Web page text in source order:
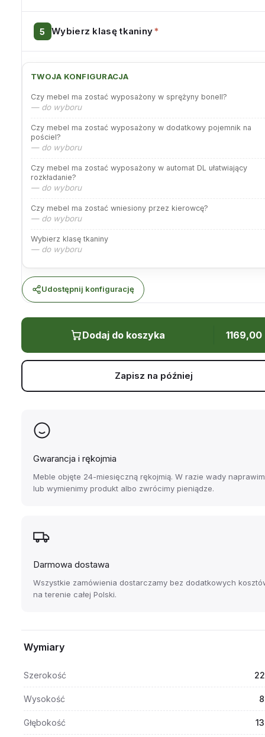
Wybierz klasę tkaniny*
TWOJA KONFIGURACJA
Czy mebel ma zostać wyposażony w sprężyny bonell?
— do wyboru
Czy mebel ma zostać wyposażony w dodatkowy pojemnik na
pościel?
— do wyboru
Czy mebel ma zostać wyposażony w automat DL ułatwiający
rozkładanie?
— do wyboru
Czy mebel ma zostać wniesiony przez kierowcę?
— do wyboru
Wybierz klasę tkaniny
— do wyboru
Udostępnij konfigurację
Dodaj do koszyka 1169,00
Zapisz na później
Gwarancja i rękojmia
Meble objęte 24-miesięczną rękojmią. W razie wady
lub wymienimy produkt albo zwrócimy pieniądze.
Darmowa dostawa
Wszystkie zamówienia dostarczamy bez dodatkowych
na terenie całej Polski.
Wymiary
Szerokość
Wysokość
Głębokość